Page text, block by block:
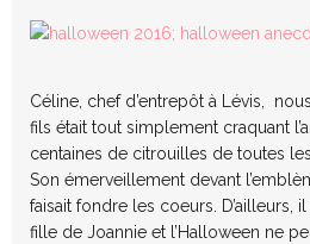
Céline, chef d’entrepôt à Lévis,
fils était tout simplement craquant
centaines de citrouilles de toutes
Son émerveillement devant
faisait fondre les coeurs. D’ailleurs,
fille de Joannie et l’Halloween ne